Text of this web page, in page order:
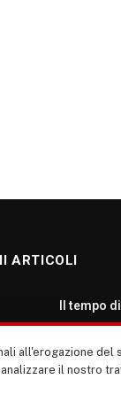
ARTICOLI
Il tempo
all'erogazione
il nostro